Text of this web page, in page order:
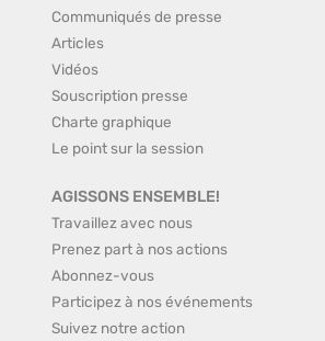
Communiqués de presse
Articles
Vidéos
Souscription presse
Charte graphique
Le point sur la session
AGISSONS ENSEMBLE!
Travaillez avec nous
Prenez part à nos actions
Abonnez-vous
Participez à nos événements
Suivez notre action